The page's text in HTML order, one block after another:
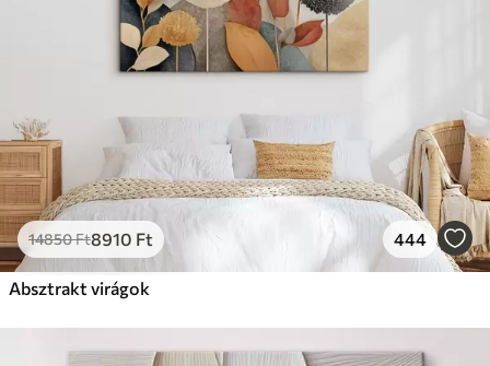
14850Ft8910 Ft 444
Absztrakt virágok